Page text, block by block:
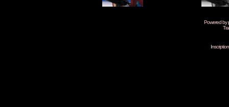
Powered by